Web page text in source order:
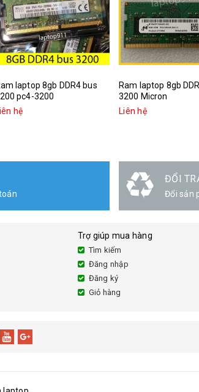
laptop 8gb DDR4 bus
pc4-3200
hệ
Ram laptop 8gb
3200 Micron
Liên hệ
ĐỔI
Đổi sản
Trợ giúp mua hàng
Tìm kiếm
Đăng nhập
Đăng ký
Giỏ hàng